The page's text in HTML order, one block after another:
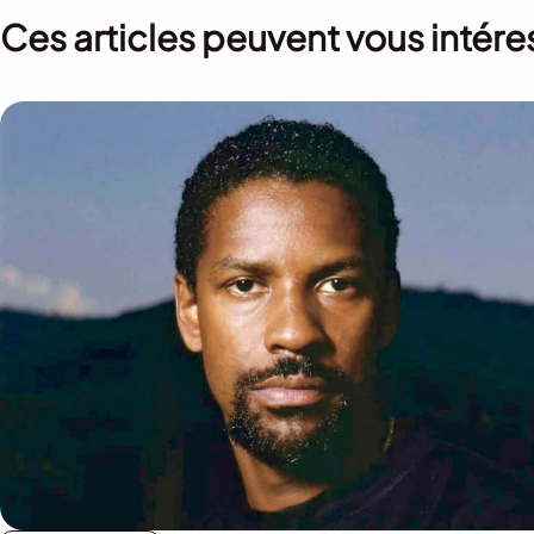
Ces articles peuvent vous